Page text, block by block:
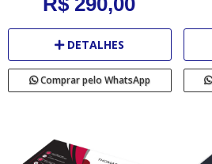
DETALHES
Comprar pelo WhatsApp